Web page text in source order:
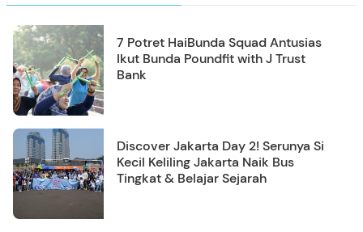
7 Potret HaiBunda Squad Antusias
Ikut Bunda Poundfit with J Trust
Bank
Discover Jakarta Day 2! Serunya Si
Kecil Keliling Jakarta Naik Bus
Tingkat & Belajar Sejarah